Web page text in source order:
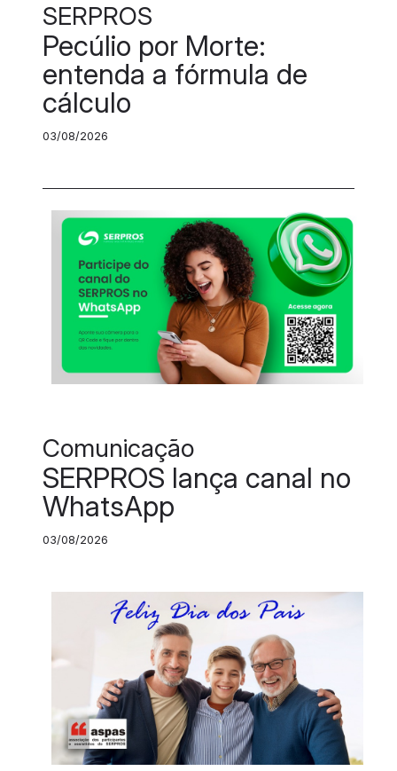
SERPROS
Pecúlio por Morte:
entenda a fórmula de
cálculo
03/08/2026
Comunicação
SERPROS lança canal no
WhatsApp
03/08/2026